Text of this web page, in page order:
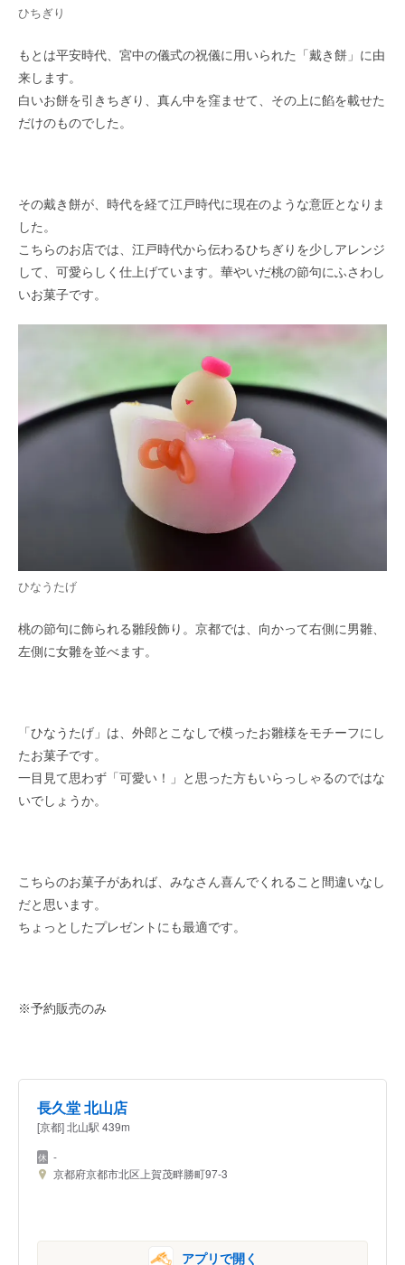
ひちぎり
もとは平安時代、宮中の儀式の祝儀に用いられた「戴き餅」に由
来します。
白いお餅を引きちぎり、真ん中を窪ませて、その上に餡を載せた
だけのものでした。
その戴き餅が、時代を経て江戸時代に現在のような意匠となりま
した。
こちらのお店では、江戸時代から伝わるひちぎりを少しアレンジ
して、可愛らしく仕上げています。華やいだ桃の節句にふさわし
いお菓子です。
ひなうたげ
桃の節句に飾られる雛段飾り。京都では、向かって右側に男雛、
左側に女雛を並べます。
「ひなうたげ」は、外郎とこなしで模ったお雛様をモチーフにし
たお菓子です。
一目見て思わず「可愛い！」と思った方もいらっしゃるのではな
いでしょうか。
こちらのお菓子があれば、みなさん喜んでくれること間違いなし
だと思います。
ちょっとしたプレゼントにも最適です。
※予約販売のみ
長久堂 北山店
[京都] 北山駅 439m
-
京都府京都市北区上賀茂畔勝町97-3
アプリで開く